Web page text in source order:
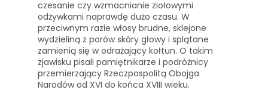
czesanie czy wzmacnianie ziołowymi
odżywkami naprawdę dużo czasu. W
przeciwnym razie włosy brudne, sklejone
wydzieliną z porów skóry głowy i splątane
zamienią się w odrażający kołtun. O takim
zjawisku pisali pamiętnikarze i podróżnicy
przemierzający Rzeczpospolitą Obojga
Narodów od XVI do końca XVIII wieku.